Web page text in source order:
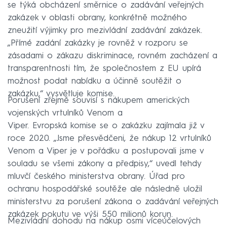
se týká obcházení směrnice o zadávání veřejných
zakázek v oblasti obrany, konkrétně možného
zneužití výjimky pro mezivládní zadávání zakázek.
„Přímé zadání zakázky je rovněž v rozporu se
zásadami o zákazu diskriminace, rovném zacházení a
transparentnosti tím, že společnostem z EU upírá
možnost podat nabídku a účinně soutěžit o
zakázku,“ vysvětluje komise.
Porušení zřejmě souvisí s nákupem amerických
vojenských vrtulníků Venom a
Viper. Evropská komise se o zakázku zajímala již v
roce 2020. „Jsme přesvědčeni, že nákup 12 vrtulníků
Venom a Viper je v pořádku a postupovali jsme v
souladu se všemi zákony a předpisy,“ uvedl tehdy
mluvčí českého ministerstva obrany. Úřad pro
ochranu hospodářské soutěže ale následně uložil
ministerstvu za porušení zákona o zadávání veřejných
zakázek pokutu ve výši 550 milionů korun.
Mezivládní dohodu na nákup osmi víceúčelových